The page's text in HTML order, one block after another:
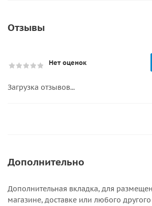
Отзывы
Нет оценок
Загрузка отзывов...
Дополнительно
Дополнительная вкладка, для
магазине, доставке или любого